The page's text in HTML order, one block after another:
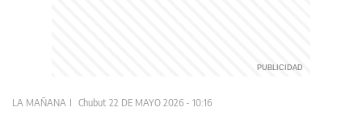
LA MAÑANA Chubut 22 DE MAYO 2026 - 10:16